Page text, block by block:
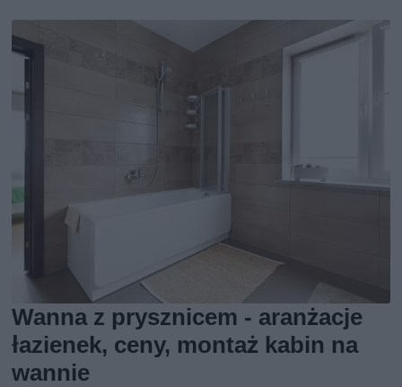
Wanna z prysznicem - aranżacje
łazienek, ceny, montaż kabin na
wannie